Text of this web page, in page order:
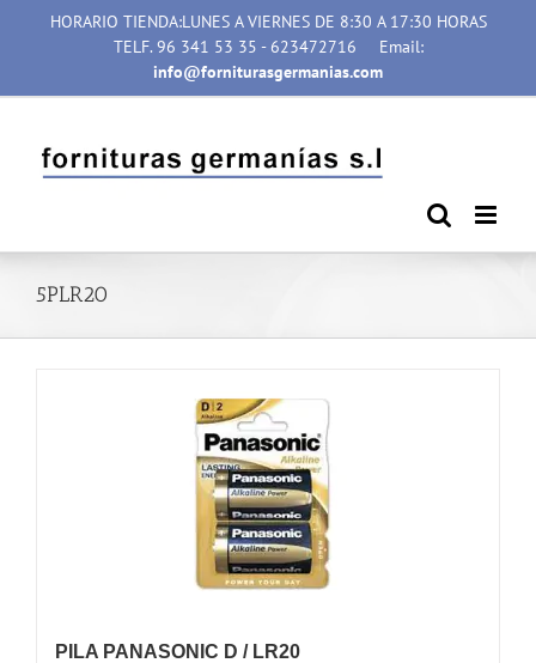
HORARIO TIENDA:LUNES A VIERNES DE 8:30 A 17:30 HORAS
TELF. 96 341 53 35 - 623472716
Email:
info@forniturasgermanias.com
5PLR20
PILA PANASONIC D / LR20